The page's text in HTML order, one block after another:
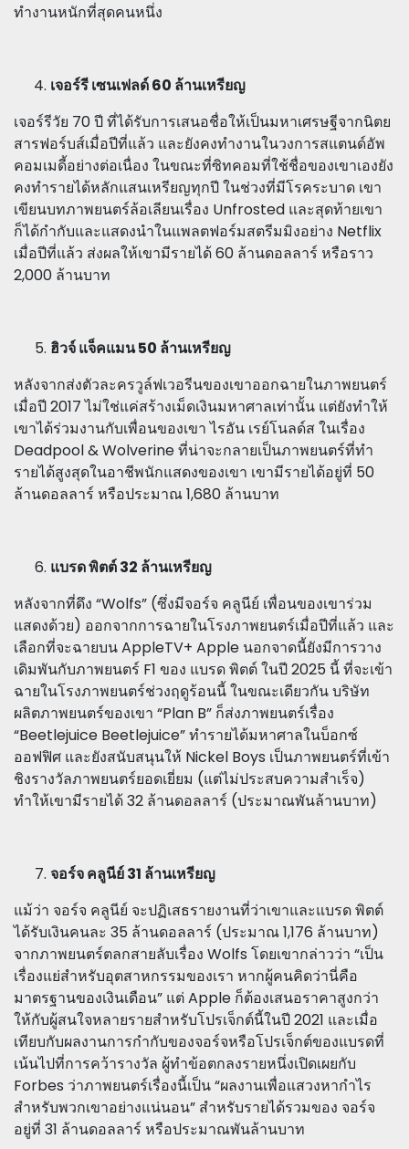
ทำงานหนักที่สุดคนหนึ่ง
เจอร์รี เซนเฟลด์ 60 ล้านเหรียญ
เจอร์รีวัย 70 ปี ที่ได้รับการเสนอชื่อให้เป็นมหาเศรษฐีจากนิตย
สารฟอร์บส์เมื่อปีที่แล้ว และยังคงทำงานในวงการสแตนด์อัพ
คอมเมดี้อย่างต่อเนื่อง ในขณะที่ซิทคอมที่ใช้ชื่อของเขาเองยัง
คงทำรายได้หลักแสนเหรียญทุกปี ในช่วงที่มีโรคระบาด เขา
เขียนบทภาพยนตร์ล้อเลียนเรื่อง Unfrosted และสุดท้ายเขา
ก็ได้กำกับและแสดงนำในแพลตฟอร์มสตรีมมิงอย่าง Netflix
เมื่อปีที่แล้ว ส่งผลให้เขามีรายได้ 60 ล้านดอลลาร์ หรือราว
2,000 ล้านบาท
ฮิวจ์ แจ็คแมน 50 ล้านเหรียญ
หลังจากส่งตัวละครวูล์ฟเวอรีนของเขาออกฉายในภาพยนตร์
เมื่อปี 2017 ไม่ใช่แค่สร้างเม็ดเงินมหาศาลเท่านั้น แต่ยังทำให้
เขาได้ร่วมงานกับเพื่อนของเขา ไรอัน เรย์โนลด์ส ในเรื่อง
Deadpool & Wolverine ที่น่าจะกลายเป็นภาพยนตร์ที่ทำ
รายได้สูงสุดในอาชีพนักแสดงของเขา เขามีรายได้อยู่ที่ 50
ล้านดอลลาร์ หรือประมาณ 1,680 ล้านบาท
แบรด พิตต์ 32 ล้านเหรียญ
หลังจากที่ดึง “Wolfs” (ซึ่งมีจอร์จ คลูนีย์ เพื่อนของเขาร่วม
แสดงด้วย) ออกจากการฉายในโรงภาพยนตร์เมื่อปีที่แล้ว และ
เลือกที่จะฉายบน AppleTV+ Apple นอกจาดนี้ยังมีการวาง
เดิมพันกับภาพยนตร์ F1 ของ แบรด พิตต์ ในปี 2025 นี้ ที่จะเข้า
ฉายในโรงภาพยนตร์ช่วงฤดูร้อนนี้ ในขณะเดียวกัน บริษัท
ผลิตภาพยนตร์ของเขา “Plan B” ก็ส่งภาพยนตร์เรื่อง
“Beetlejuice Beetlejuice” ทำรายได้มหาศาลในบ็อกซ์
ออฟฟิศ และยังสนับสนุนให้ Nickel Boys เป็นภาพยนตร์ที่เข้า
ชิงรางวัลภาพยนตร์ยอดเยี่ยม (แต่ไม่ประสบความสำเร็จ)
ทำให้เขามีรายได้ 32 ล้านดอลลาร์ (ประมาณพันล้านบาท)
จอร์จ คลูนีย์ 31 ล้านเหรียญ
แม้ว่า จอร์จ คลูนีย์ จะปฏิเสธรายงานที่ว่าเขาและแบรด พิตต์
ได้รับเงินคนละ 35 ล้านดอลลาร์ (ประมาณ 1,176 ล้านบาท)
จากภาพยนตร์ตลกสายลับเรื่อง Wolfs โดยเขากล่าวว่า “เป็น
เรื่องแย่สำหรับอุตสาหกรรมของเรา หากผู้คนคิดว่านี่คือ
มาตรฐานของเงินเดือน” แต่ Apple ก็ต้องเสนอราคาสูงกว่า
ให้กับผู้สนใจหลายรายสำหรับโปรเจ็กต์นี้ในปี 2021 และเมื่อ
เทียบกับผลงานการกำกับของจอร์จหรือโปรเจ็กต์ของแบรดที่
เน้นไปที่การคว้ารางวัล ผู้ทำข้อตกลงรายหนึ่งเปิดเผยกับ
Forbes ว่าภาพยนตร์เรื่องนี้เป็น “ผลงานเพื่อแสวงหากำไร
สำหรับพวกเขาอย่างแน่นอน” สำหรับรายได้รวมของ จอร์จ
อยู่ที่ 31 ล้านดอลลาร์ หรือประมาณพันล้านบาท